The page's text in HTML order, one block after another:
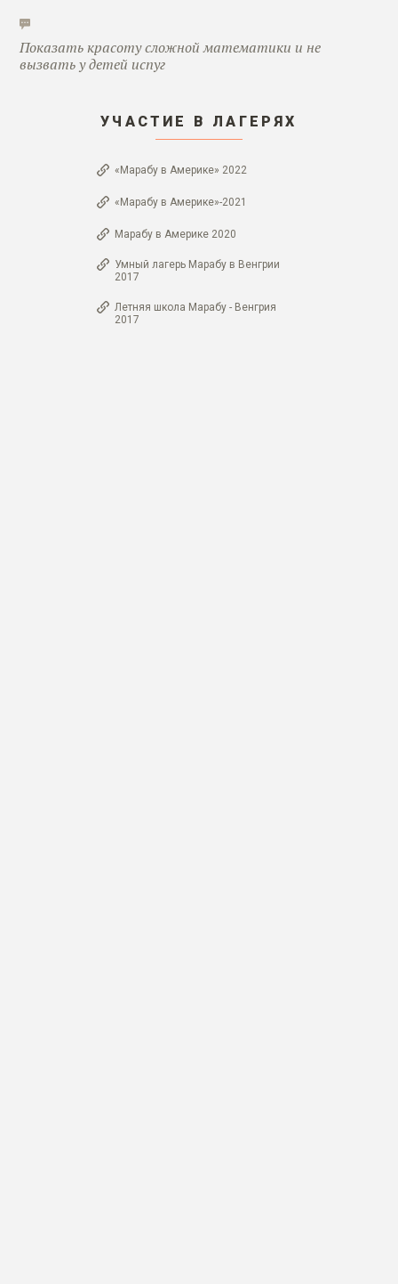
Показать красоту сложной математики и не
вызвать у детей испуг
УЧАСТИЕ В ЛАГЕРЯХ
«Марабу в Америке» 2022
«Марабу в Америке»-2021
Марабу в Америке 2020
Умный лагерь Марабу в Венгрии
2017
Летняя школа Марабу - Венгрия
2017